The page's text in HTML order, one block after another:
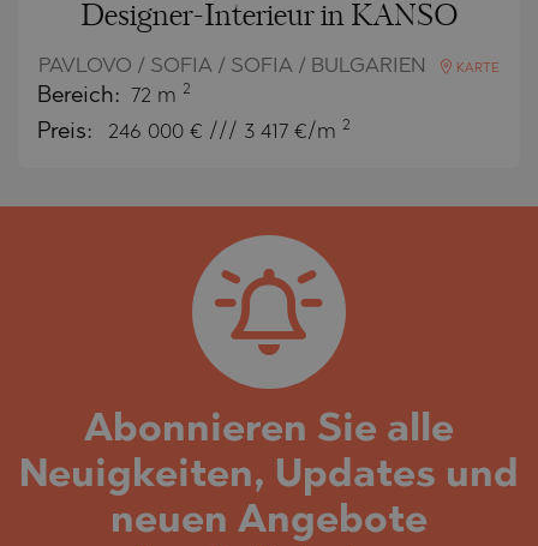
Designer-Interieur in KANSO
PAVLOVO / SOFIA / SOFIA / BULGARIEN KARTE
Bereich: 72 m 2
Preis: 246 000 € /// 3 417 €/m 2
Abonnieren Sie alle
Neuigkeiten, Updates und
neuen Angebote